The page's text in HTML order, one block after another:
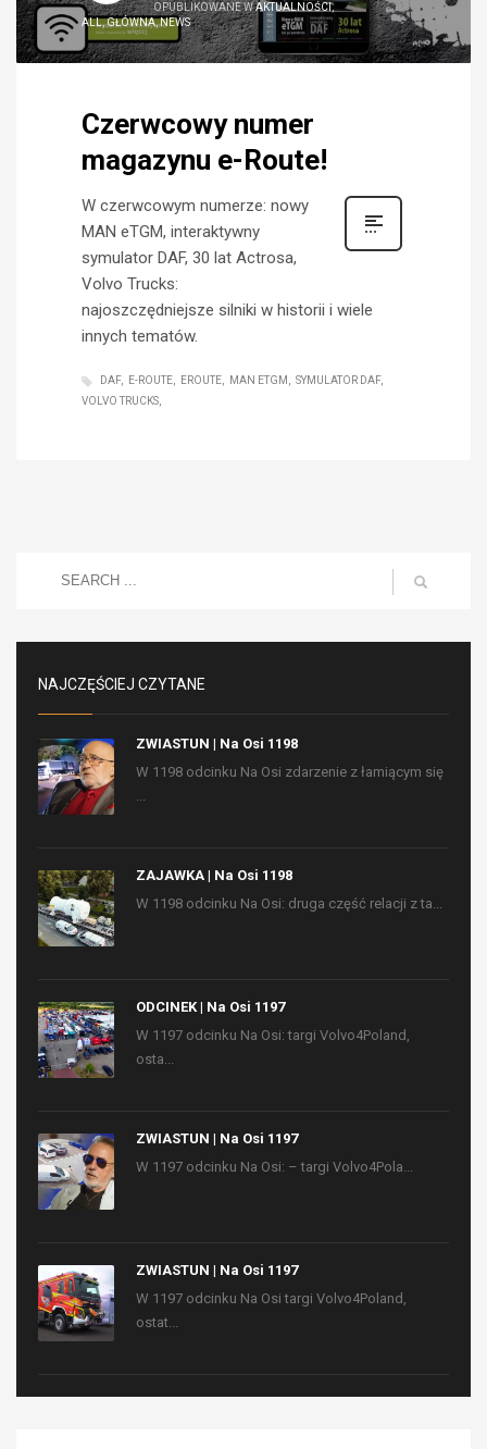
OPUBLIKOWANE WAKTUALNOŚCI,
ALL,GŁÓWNA,NEWS
Czerwcowy numer
magazynu e-Route!
W czerwcowym numerze: nowy
MAN eTGM, interaktywny
symulator DAF, 30 lat Actrosa,
Volvo Trucks:
najoszczędniejsze silniki w historii i wiele
innych tematów.
DAF E-ROUTE EROUTE MAN ETGM
SYMULATOR DAF
VOLVO TRUCKS
NAJCZĘŚCIEJ CZYTANE
ZWIASTUN | Na Osi 1198
W 1198 odcinku Na Osi zdarzenie z łamiącym się
ZAJAWKA | Na Osi 1198
W 1198 odcinku Na Osi: druga część relacji z ta...
ODCINEK | Na Osi 1197
W 1197 odcinku Na Osi: targi Volvo4Poland,
osta...
ZWIASTUN | Na Osi 1197
W 1197 odcinku Na Osi: – targi Volvo4Pola...
ZWIASTUN | Na Osi 1197
W 1197 odcinku Na Osi targi Volvo4Poland,
ostat...